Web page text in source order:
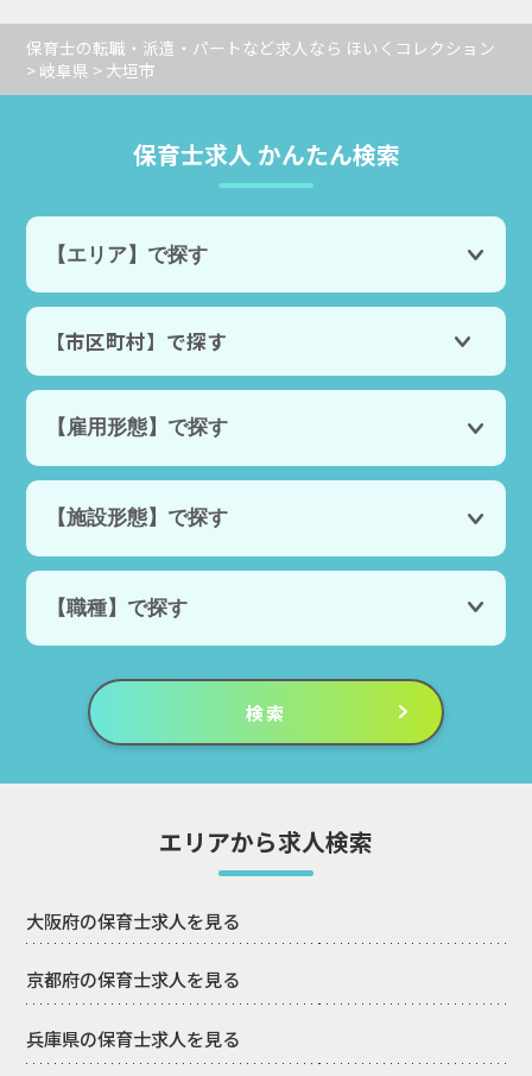
保育士の転職・派遣・パートなど求人なら ほいくコレクション
> 岐阜県 > 大垣市
保育士求人 かんたん検索
【市区町村】で探す
エリアから求人検索
大阪府の保育士求人を見る
京都府の保育士求人を見る
兵庫県の保育士求人を見る